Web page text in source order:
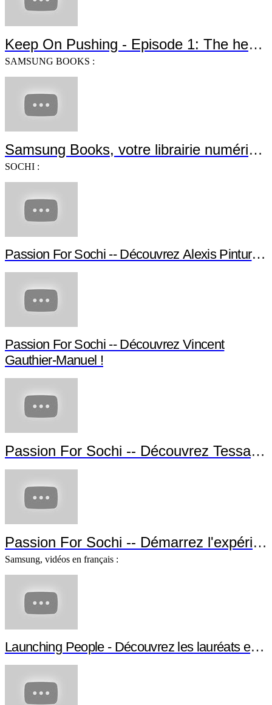
Keep On Pushing - Episode 1: The
SAMSUNG BOOKS :
Samsung Books, votre librairie
SOCHI :
Passion For Sochi -- Découvrez Alexis
Passion For Sochi -- Découvrez Vincent
Gauthier-Manuel !
Passion For Sochi -- Découvrez Tessa
Passion For Sochi -- Démarrez
Samsung, vidéos en français :
Launching People - Découvrez les lauréats et